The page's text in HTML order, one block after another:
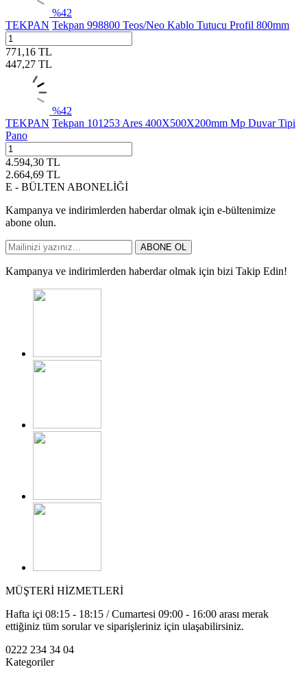
%42
TEKPAN Tekpan 998800 Teos/Neo Kablo Tutucu Profil 800mm
771,16 TL
447,27 TL
%42
TEKPAN Tekpan 101253 Ares 400X500X200mm Mp Duvar Tipi
Pano
4.594,30 TL
2.664,69 TL
E - BÜLTEN ABONELİĞİ
Kampanya ve indirimlerden haberdar olmak için e-bültenimize
abone olun.
ABONE OL
Kampanya ve indirimlerden haberdar olmak için bizi Takip Edin!
MÜŞTERİ HİZMETLERİ
Hafta içi 08:15 - 18:15 / Cumartesi 09:00 - 16:00 arası merak
ettiğiniz tüm sorular ve siparişleriniz için ulaşabilirsiniz.
0222 234 34 04
Kategoriler